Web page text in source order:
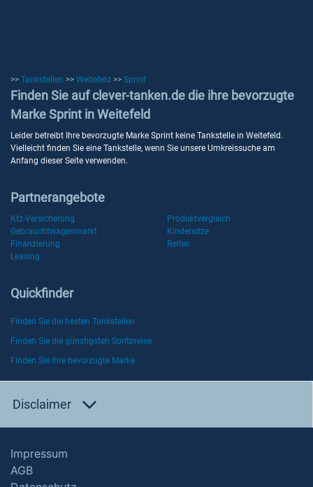
>> Tankstellen >> Weitefeld >> Sprint
Finden Sie auf clever-tanken.de die ihre bevorzugte
Marke Sprint in Weitefeld
Leider betreibt Ihre bevorzugte Marke Sprint keine Tankstelle in Weitefeld.
Vielleicht finden Sie eine Tankstelle, wenn Sie unsere Umkreissuche am
Anfang dieser Seite verwenden.
Partnerangebote
Kfz-Versicherung
Produktvergleich
Gebrauchtwagenmarkt
Kindersitze
Finanzierung
Reifen
Leasing
Quickfinder
Finden Sie die besten Tankstellen
Finden Sie die günstigsten Spritpreise
Finden Sie Ihre bevorzugte Marke
Disclaimer
Impressum
AGB